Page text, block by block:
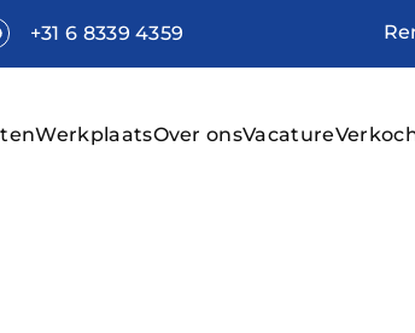
+31 6 8339 4359
WerkplaatsOver onsVacature